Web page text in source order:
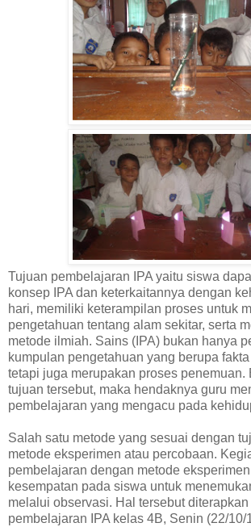
Tujuan pembelajaran IPA yaitu siswa
konsep IPA dan keterkaitannya dengan
hari, memiliki keterampilan proses untuk
pengetahuan tentang alam sekitar, serta
metode ilmiah. Sains (IPA) bukan hanya
kumpulan pengetahuan yang berupa
tetapi juga merupakan proses penemuan.
tujuan tersebut, maka hendaknya guru
pembelajaran yang mengacu pada
Salah satu metode yang sesuai dengan
metode eksperimen atau percobaan.
pembelajaran dengan metode
kesempatan pada siswa untuk
melalui observasi. Hal tersebut
pembelajaran IPA kelas 4B, Senin (22/10/